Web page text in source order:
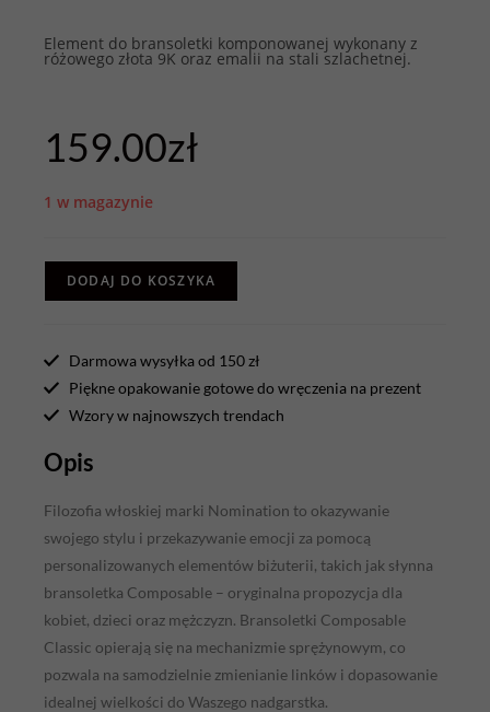
Element do bransoletki komponowanej wykonany z
różowego złota 9K oraz emalii na stali szlachetnej.
159.00zł
1 w magazynie
DODAJ DO KOSZYKA
Darmowa wysyłka od 150 zł
Piękne opakowanie gotowe do wręczenia na prezent
Wzory w najnowszych trendach
Opis
Filozofia włoskiej marki Nomination to okazywanie
swojego stylu i przekazywanie emocji za pomocą
personalizowanych elementów biżuterii, takich jak słynna
bransoletka Composable – oryginalna propozycja dla
kobiet, dzieci oraz mężczyzn. Bransoletki Composable
Classic opierają się na mechanizmie sprężynowym, co
pozwala na samodzielnie zmienianie linków i dopasowanie
idealnej wielkości do Waszego nadgarstka.